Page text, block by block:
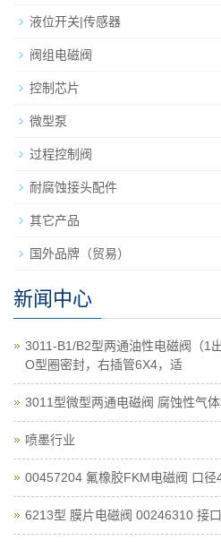
液位开关|传感器
阀组电磁阀
控制芯片
微型泵
过程控制阀
耐腐蚀接头配件
其它产品
国外品牌（贸易）
新闻中心
3011-B1/B2型两通油性电磁阀（1
O型圈密封，右插管6X4，适
3011型微型两通电磁阀 腐蚀性气
喷墨行业
00457204 氟橡胶FKM电磁阀 口
6213型 膜片电磁阀 00246310 接